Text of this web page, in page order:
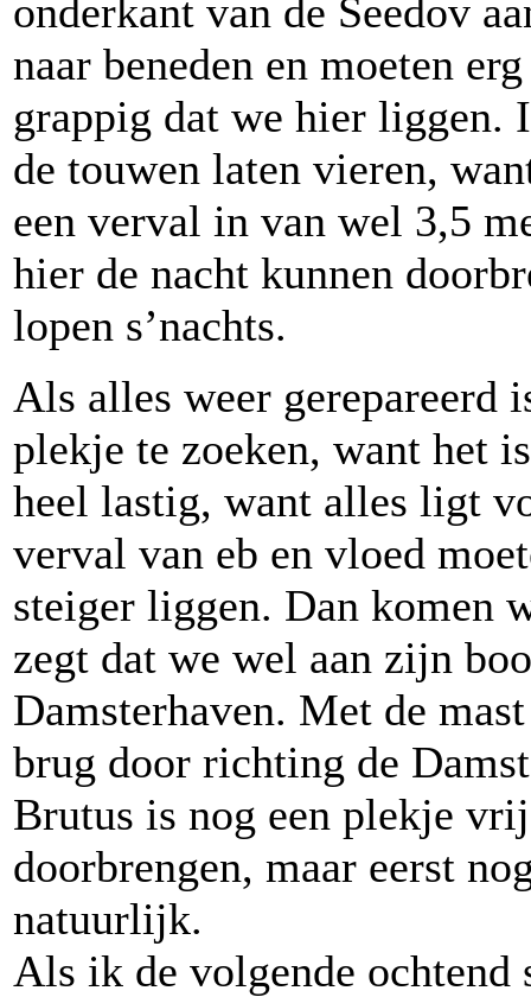
onderkant van de Seedov
naar beneden en moeten
grappig dat we hier liggen.
de touwen laten vieren,
een verval in van wel 3,5
hier de nacht kunnen
lopen s’nachts.
Als alles weer gerepareerd
plekje te zoeken, want het
heel lastig, want alles ligt
verval van eb en vloed
steiger liggen. Dan komen
zegt dat we wel aan zijn
Damsterhaven. Met de
brug door richting de
Brutus is nog een plekje
doorbrengen, maar eerst
natuurlijk.
Als ik de volgende